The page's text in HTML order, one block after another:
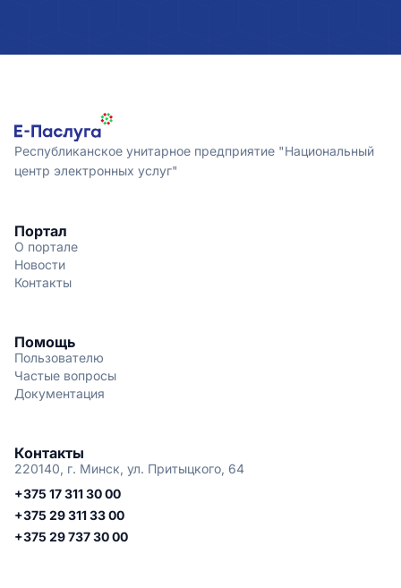
Республиканское унитарное предприятие "Национальный
центр электронных услуг"
Портал
О портале
Новости
Контакты
Помощь
Пользователю
Частые вопросы
Документация
Контакты
220140, г. Минск, ул. Притыцкого, 64
+375 17 311 30 00
+375 29 311 33 00
+375 29 737 30 00